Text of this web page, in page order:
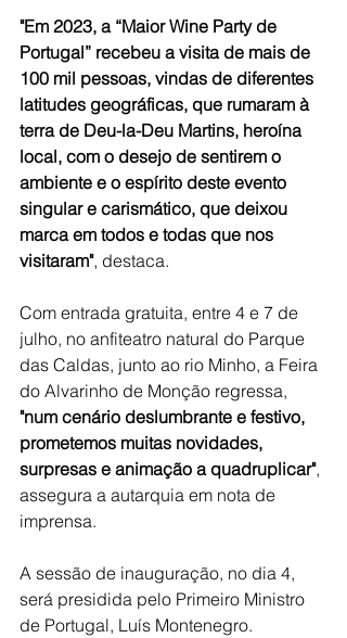
"Em 2023, a “Maior Wine Party de
Portugal” recebeu a visita de mais de
100 mil pessoas, vindas de diferentes
latitudes geográficas, que rumaram à
terra de Deu-la-Deu Martins, heroína
local, com o desejo de sentirem o
ambiente e o espírito deste evento
singular e carismático, que deixou
marca em todos e todas que nos
visitaram", destaca.
Com entrada gratuita, entre 4 e 7 de
julho, no anfiteatro natural do Parque
das Caldas, junto ao rio Minho, a Feira
do Alvarinho de Monção regressa,
"num cenário deslumbrante e festivo,
prometemos muitas novidades,
surpresas e animação a quadruplicar",
assegura a autarquia em nota de
imprensa.
A sessão de inauguração, no dia 4,
será presidida pelo Primeiro Ministro
de Portugal, Luís Montenegro.